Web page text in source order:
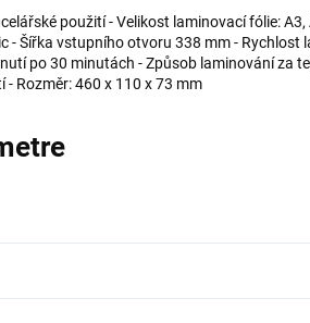
použití - Velikost laminovací fólie: A3,
- Šířka vstupního otvoru 338 mm - Rychlost
po 30 minutách - Způsob laminování za
Rozměr: 460 x 110 x 73 mm